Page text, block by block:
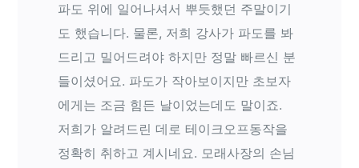
파도 위에 일어나셔서 뿌듯했던 주말이기
도 했습니다. 물론, 저희 강사가 파도를 봐
드리고 밀어드려야 하지만 정말 빠르신 분
들이셨어요. 파도가 작아보이지만 초보자
에게는 조금 힘든 날이었는데도 말이죠.
저희가 알려드린 데로 테이크오프동작을
정확히 취하고 계시네요. 모래사장의 손님